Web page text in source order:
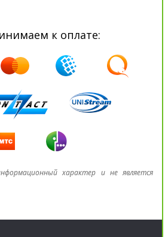
к оплате:
характер и не является